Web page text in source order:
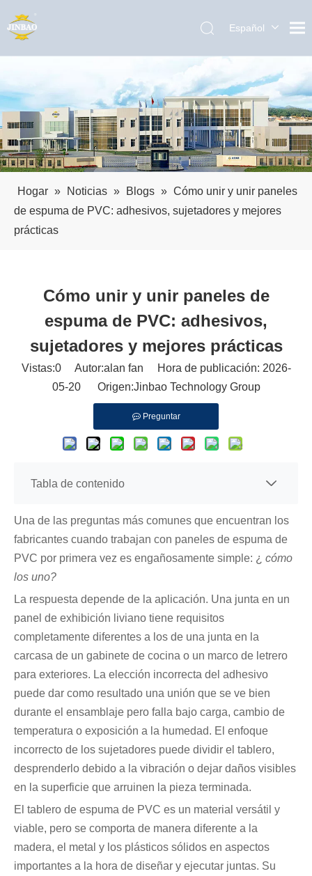
Español
Pусский
Hogar » Noticias » Blogs » Cómo unir y unir paneles
de espuma de PVC: adhesivos, sujetadores y mejores
prácticas
Cómo unir y unir paneles de
espuma de PVC: adhesivos,
sujetadores y mejores prácticas
Vistas:0Autor:alan fan Hora de publicación: 2026-
05-20 Origen:Jinbao Technology Group
Preguntar
Tabla de contenido
Una de las preguntas más comunes que encuentran los
fabricantes cuando trabajan con paneles de espuma de
PVC por primera vez es engañosamente simple: ¿ cómo
los uno?
La respuesta depende de la aplicación. Una junta en un
panel de exhibición liviano tiene requisitos
completamente diferentes a los de una junta en la
carcasa de un gabinete de cocina o un marco de letrero
para exteriores. La elección incorrecta del adhesivo
puede dar como resultado una unión que se ve bien
durante el ensamblaje pero falla bajo carga, cambio de
temperatura o exposición a la humedad. El enfoque
incorrecto de los sujetadores puede dividir el tablero,
desprenderlo debido a la vibración o dejar daños visibles
en la superficie que arruinen la pieza terminada.
El tablero de espuma de PVC es un material versátil y
viable, pero se comporta de manera diferente a la
madera, el metal y los plásticos sólidos en aspectos
importantes a la hora de diseñar y ejecutar juntas. Su